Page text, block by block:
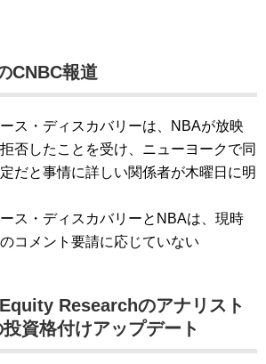
CNBC報道
ス・ディスカバリーは、NBAが放映
否したことを受け、ニューヨークで同
だと事情に詳しい関係者が木曜日に明
ス・ディスカバリーとNBAは、現時
コメント要請に応じていない
Researchのアナリスト
資格付けアップデート